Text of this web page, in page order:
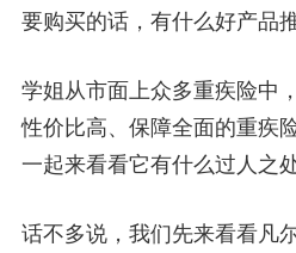
要购买的话，有什么好产品
学姐从市面上众多重疾险中
性价比高、保障全面的重疾
一起来看看它有什么过人之处
话不多说，我们先来看看凡